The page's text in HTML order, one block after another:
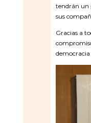
tendrán un
sus
Gracias a
democracia